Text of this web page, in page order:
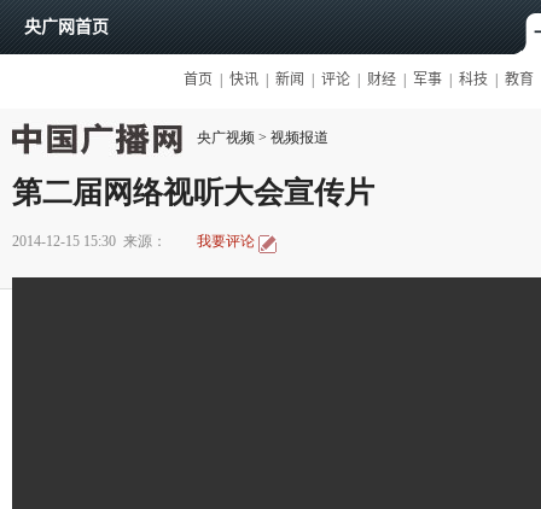
央广视频 > 视频报道
第二届网络视听大会宣传片
2014-12-15 15:30 来源： 我要评论